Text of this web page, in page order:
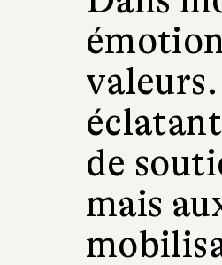
de
mais